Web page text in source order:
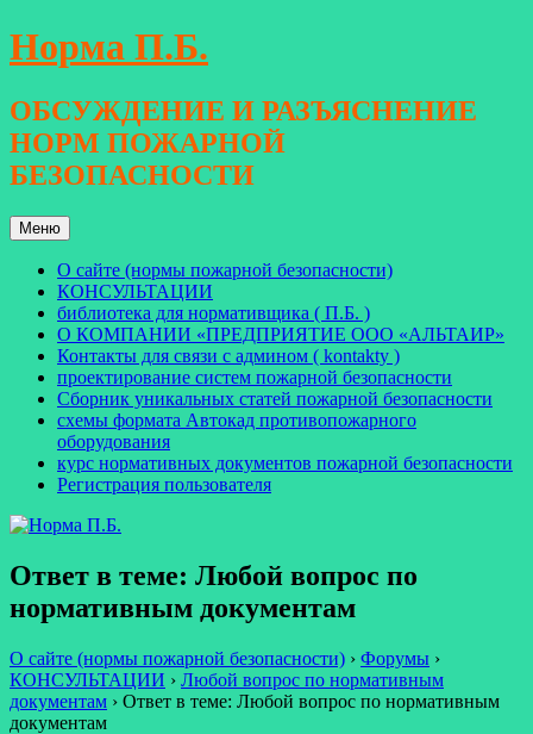
Перейти
к
Норма П.Б.
ОБСУЖДЕНИЕ И РАЗЪЯСНЕНИЕ
НОРМ ПОЖАРНОЙ
БЕЗОПАСНОСТИ
Меню
О сайте (нормы пожарной безопасности)
КОНСУЛЬТАЦИИ
библиотека для нормативщика ( П.Б. )
О КОМПАНИИ «ПРЕДПРИЯТИЕ ООО «АЛЬТАИР»
Контакты для связи с админом ( kontakty )
проектирование систем пожарной безопасности
Сборник уникальных статей пожарной безопасности
схемы формата Автокад противопожарного
оборудования
курс нормативных документов пожарной безопасности
Регистрация пользователя
Ответ в теме: Любой вопрос по
нормативным документам
О сайте (нормы пожарной безопасности) › Форумы ›
КОНСУЛЬТАЦИИ › Любой вопрос по нормативным
документам › Ответ в теме: Любой вопрос по нормативным
документам